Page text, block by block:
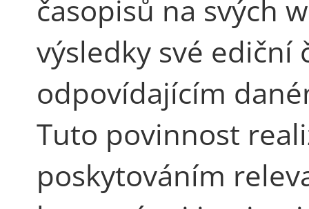
časopisů na svých
výsledky své
odpovídajícím
Tuto povinnost
poskytováním